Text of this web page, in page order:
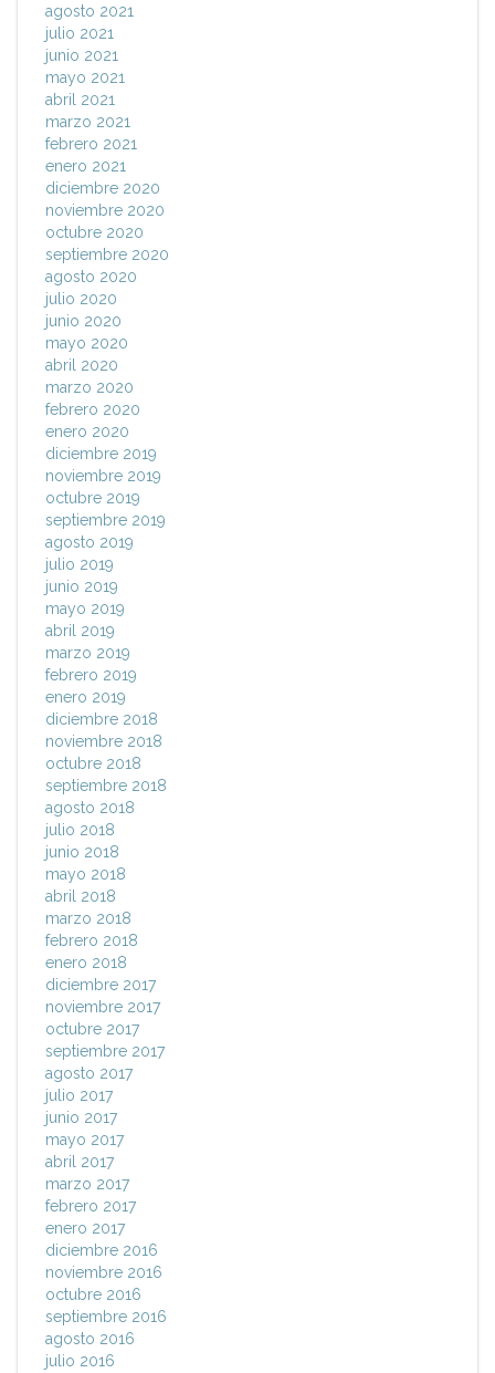
agosto 2021
julio 2021
junio 2021
mayo 2021
abril 2021
marzo 2021
febrero 2021
enero 2021
diciembre 2020
noviembre 2020
octubre 2020
septiembre 2020
agosto 2020
julio 2020
junio 2020
mayo 2020
abril 2020
marzo 2020
febrero 2020
enero 2020
diciembre 2019
noviembre 2019
octubre 2019
septiembre 2019
agosto 2019
julio 2019
junio 2019
mayo 2019
abril 2019
marzo 2019
febrero 2019
enero 2019
diciembre 2018
noviembre 2018
octubre 2018
septiembre 2018
agosto 2018
julio 2018
junio 2018
mayo 2018
abril 2018
marzo 2018
febrero 2018
enero 2018
diciembre 2017
noviembre 2017
octubre 2017
septiembre 2017
agosto 2017
julio 2017
junio 2017
mayo 2017
abril 2017
marzo 2017
febrero 2017
enero 2017
diciembre 2016
noviembre 2016
octubre 2016
septiembre 2016
agosto 2016
julio 2016